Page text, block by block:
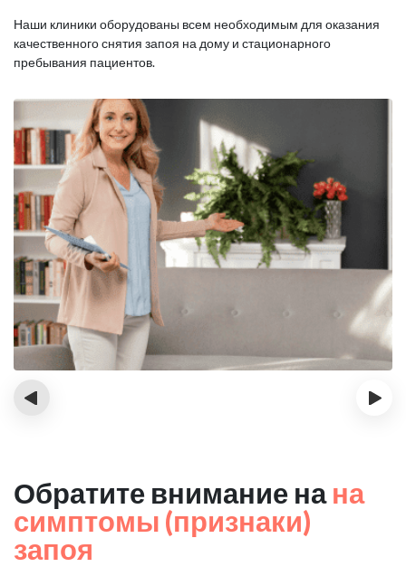
Наши клиники оборудованы всем необходимым для оказания
качественного снятия запоя на дому и стационарного
пребывания пациентов.
‹ ›
Обратите внимание нана
симптомы (признаки)
запоя